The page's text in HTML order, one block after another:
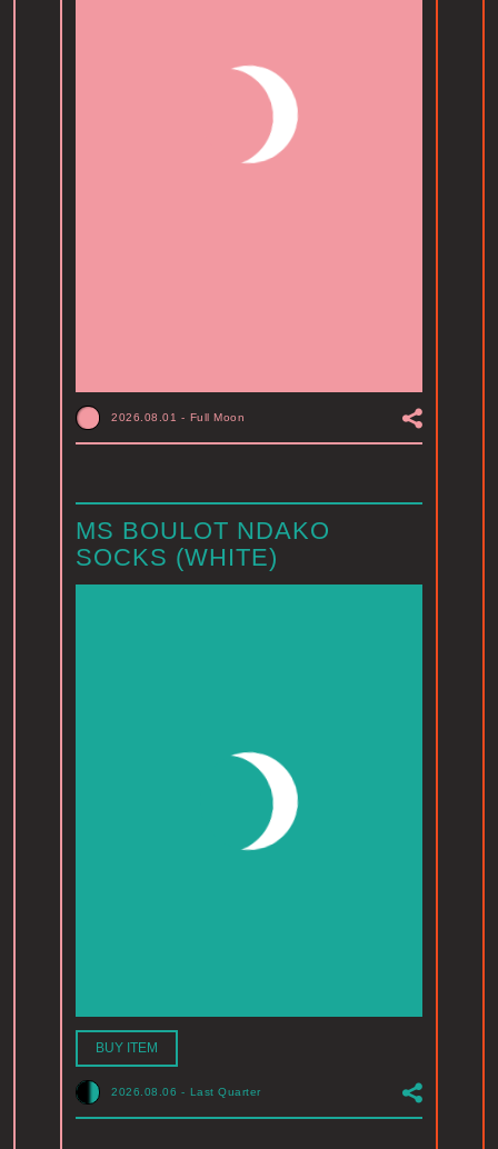
2026.08.01 - Full Moon
MS BOULOT NDAKO
SOCKS (WHITE)
BUY ITEM
2026.08.06 - Last Quarter